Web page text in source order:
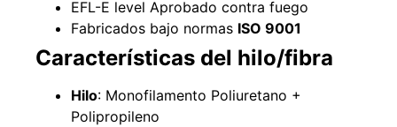
EFL-E level Aprobado contra fuego
Fabricados bajo normas ISO 9001
Características del hilo/fibra
Hilo: Monofilamento Poliuretano +
Polipropileno
Explora más productos